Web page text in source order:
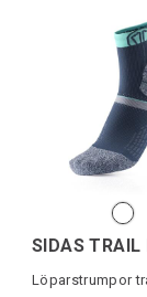
Löparstrumpor